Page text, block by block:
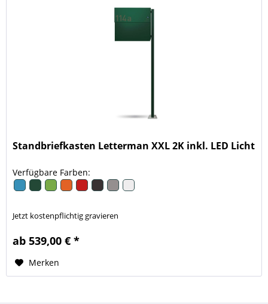
Standbriefkasten Letterman XXL 2K inkl. LED Licht
Verfügbare Farben:
Jetzt kostenpflichtig gravieren
ab 539,00 € *
Merken